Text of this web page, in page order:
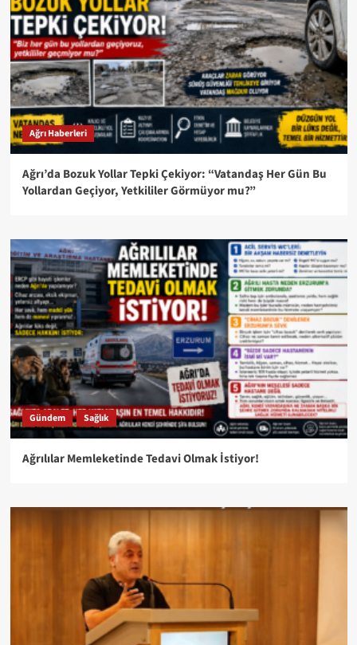
Ağrı Haberleri
Ağrı’da Bozuk Yollar Tepki Çekiyor: “Vatandaş Her Gün Bu
Yollardan Geçiyor, Yetkililer Görmüyor mu?”
Gündem Sağlık
Ağrılılar Memleketinde Tedavi Olmak İstiyor!